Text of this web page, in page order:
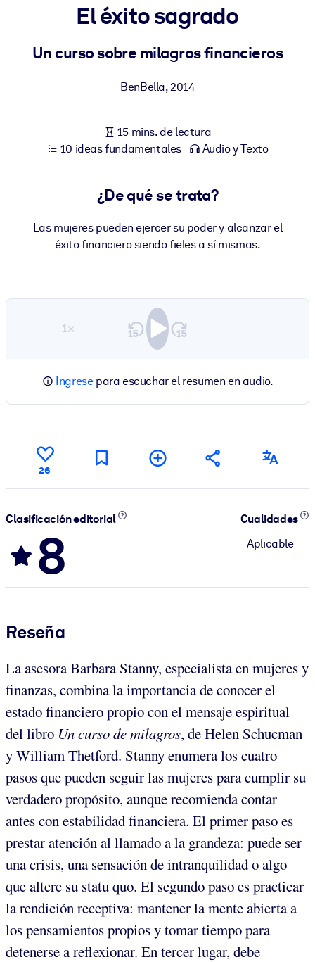
Para LMS/LXP
obtener mejores resultados de aprendizaje.
Enriquezca su biblioteca corporativa con conocimientos
empresariales confiables y listos para usar.
Alimente sus sistemas de IA con conocimientos fiables y
El éxito sagrado
Un curso sobre milagros financieros
BenBella,2014
15 mins. de lectura
10 ideas fundamentales
Audio y Texto
¿De qué se trata?
Las mujeres pueden ejercer su poder y alcanzar el
éxito financiero siendo fieles a sí mismas.
1×
Ingresepara escuchar el resumen en audio.
26
Clasificación editorial
8
Cualidades
Aplicable
Reseña
La asesora Barbara Stanny, especialista en mujeres y
finanzas, combina la importancia de conocer el
estado financiero propio con el mensaje espiritual
del libro Un curso de milagros, de Helen Schucman
y William Thetford. Stanny enumera los cuatro
pasos que pueden seguir las mujeres para cumplir su
verdadero propósito, aunque recomienda contar
antes con estabilidad financiera. El primer paso es
prestar atención al llamado a la grandeza: puede ser
una crisis, una sensación de intranquilidad o algo
que altere su statu quo. El segundo paso es practicar
la rendición receptiva: mantener la mente abierta a
los pensamientos propios y tomar tiempo para
detenerse a reflexionar. En tercer lugar, debe